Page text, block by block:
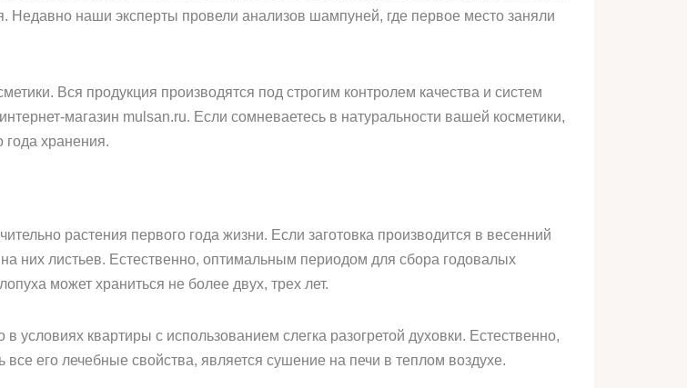
Недавно наши эксперты провели анализов шампуней, где первое место заняли
Вся продукция производятся под строгим контролем качества и систем
магазин mulsan.ru. Если сомневаетесь в натуральности вашей косметики,
года хранения.
растения первого года жизни. Если заготовка производится в весенний
них листьев. Естественно, оптимальным периодом для сбора годовалых
может храниться не более двух, трех лет.
квартиры с использованием слегка разогретой духовки. Естественно,
его лечебные свойства, является сушение на печи в теплом воздухе.